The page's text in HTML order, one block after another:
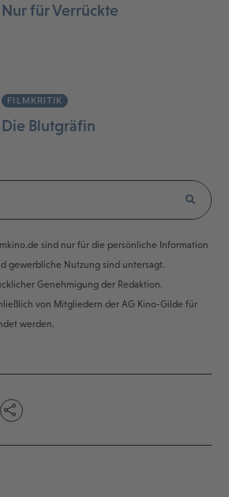
Nur für Verrückte
FILMKRITIK
Die Blutgräfin
sind nur für die persönliche Information
gewerbliche Nutzung sind untersagt.
Genehmigung der Redaktion.
von Mitgliedern der AG Kino-Gilde für
werden.